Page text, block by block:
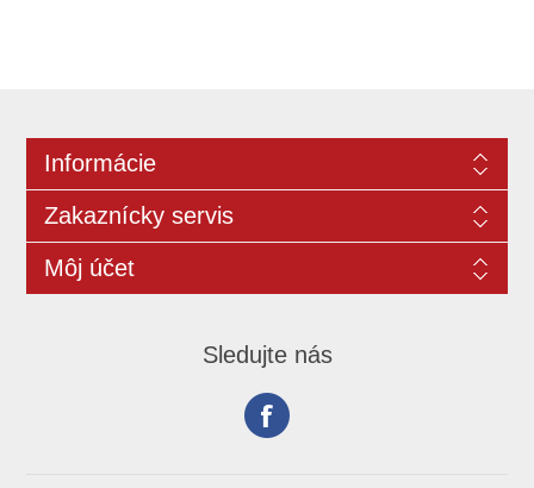
Informácie
Zakaznícky servis
Môj účet
Sledujte nás